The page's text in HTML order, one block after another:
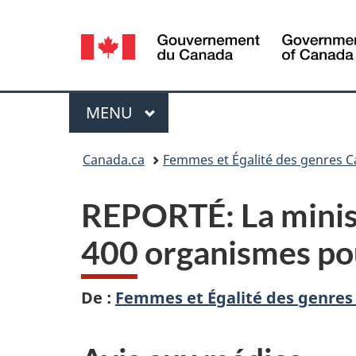
Sélection
de
la
langue
Menu
MENU PRINCIPAL
Canada.ca Femmes et Égalité des genres
REPORTÉ: La
400 organismes
De : Femmes et Égalité des genres